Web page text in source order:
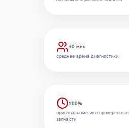
30 мин
среднее время диагностики
100%
оригинальные или проверенные
запчасти